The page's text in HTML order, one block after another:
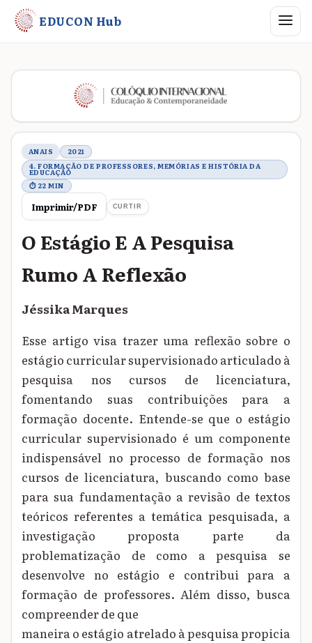
EDUCON Hub Abrir
Metadados do trabalho
ANAIS
2021
4. FORMAÇÃO DE PROFESSORES, MEMÓRIAS E HISTÓRIA DA
EDUCAÇÃO
⏱ 22 MIN
Imprimir/PDF CURTIR
O Estágio E A Pesquisa
Rumo A Reflexão
Jéssika Marques
Esse artigo visa trazer uma reflexão sobre o
estágio curricular supervisionado articulado à
pesquisa nos cursos de licenciatura,
fomentando suas contribuições para a
formação docente. Entende-se que o estágio
curricular supervisionado é um componente
indispensável no processo de formação nos
cursos de licenciatura, buscando como base
para sua fundamentação a revisão de textos
teóricos referentes a temática pesquisada, a
investigação proposta parte da
problematização de como a pesquisa se
desenvolve no estágio e contribui para a
formação de professores. Além disso, busca
compreender de que
maneira o estágio atrelado à pesquisa propicia